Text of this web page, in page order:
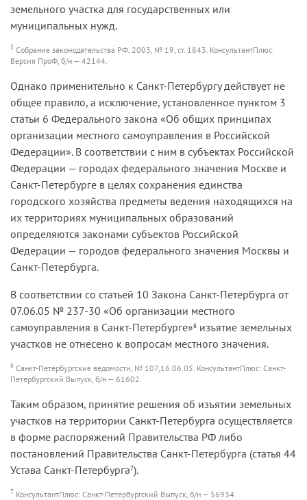
земельного участка для государственных или
муниципальных нужд.
5 Собрание законодательства РФ, 2003, № 19, ст. 1843. КонсультантПлюс:
Версия ПроФ, б/н — 42144.
Однако применительно к Санкт-Петербургу действует не
общее правило, а исключение, установленное пунктом 3
статьи 6 Федерального закона «Об общих принципах
организации местного самоуправления в Российской
Федерации». В соответствии с ним в субъектах Российской
Федерации — городах федерального значения Москве и
Санкт-Петербурге в целях сохранения единства
городского хозяйства предметы ведения находящихся на
их территориях муниципальных образований
определяются законами субъектов Российской
Федерации — городов федерального значения Москвы и
Санкт-Петербурга.
В соответствии со статьей 10 Закона Санкт-Петербурга от
07.06.05 № 237-30 «Об организации местного
самоуправления в Санкт-Петербурге»6 изъятие земельных
участков не отнесено к вопросам местного значения.
6 Санкт-Петербургские ведомости, № 107,16.06.05. КонсультантПлюс: Санкт-
Петербургский Выпуск, б/н — 61602.
Таким образом, принятие решения об изъятии земельных
участков на территории Санкт-Петербурга осуществляется
в форме распоряжений Правительства РФ либо
постановлений Правительства Санкт-Петербурга (статья 44
Устава Санкт-Петербурга7).
7 КонсультантПлюс: Санкт-Петербургский Выпуск, б/н — 56934.